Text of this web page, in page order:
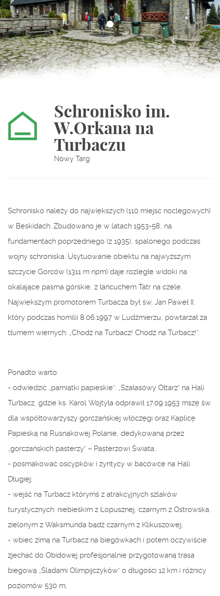
Schronisko im.
W.Orkana na
Turbaczu
Nowy Targ
Schronisko należy do największych (110 miejsc noclegowych)
w Beskidach. Zbudowano je w latach 1953-58, na
fundamentach poprzedniego (z 1935), spalonego podczas
wojny schroniska. Usytuowanie obiektu na najwyższym
szczycie Gorców (1311 m npm) daje rozległe widoki na
okalające pasma górskie, z łańcuchem Tatr na czele.
Największym promotorem Turbacza był św. Jan Paweł II,
który podczas homilii 8.06.1997 w Ludźmierzu, powtarzał za
tłumem wiernych: „Chodź na Turbacz! Chodź na Turbacz!”.
Ponadto warto:
- odwiedzić „pamiątki papieskie”: „Szałasowy Ołtarz” na Hali
Turbacz, gdzie ks. Karol Wojtyła odprawił 17.09.1953 mszę św.
dla współtowarzyszy gorczańskiej włóczęgi oraz Kaplicę
Papieską na Rusnakowej Polanie, dedykowaną przez
„gorczańskich pasterzy” – Pasterzowi Świata;
- posmakować oscypków i zyntycy w bacówce na Hali
Długiej;
- wejść na Turbacz którymś z atrakcyjnych szlaków
turystycznych: niebieskim z Łopusznej, czarnym z Ostrowska,
zielonym z Waksmunda bądź czarnym z Klikuszowej;
- wbiec zimą na Turbacz na biegówkach i potem oczywiście
zjechać do Obidowej profesjonalnie przygotowaną trasa
biegową „Śladami Olimpijczyków” o długości 12 km i różnicy
poziomów 530 m;